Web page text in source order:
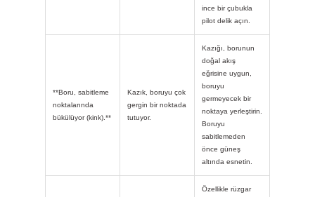
ince bir çubukla
pilot delik açın.
**Boru, sabitleme
noktalarında
bükülüyor (kink).**
Kazık, boruyu çok
gergin bir noktada
tutuyor.
Kazığı, borunun
doğal akış
eğrisine uygun,
boruyu
germeyecek bir
noktaya yerleştirin.
Boruyu
sabitlemeden
önce güneş
altında esnetin.
Özellikle rüzgar